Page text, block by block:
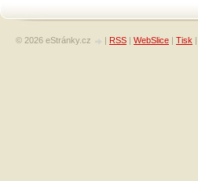
© 2026 eStránky.cz | RSS | WebSlice | Tisk |